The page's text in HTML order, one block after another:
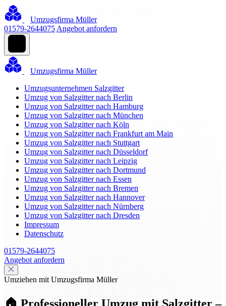
Umzugsfirma Müller
01579-2644075 Angebot anfordern
Umzugsfirma Müller
Umzugsunternehmen Salzgitter
Umzug von Salzgitter nach Berlin
Umzug von Salzgitter nach Hamburg
Umzug von Salzgitter nach München
Umzug von Salzgitter nach Köln
Umzug von Salzgitter nach Frankfurt am Main
Umzug von Salzgitter nach Stuttgart
Umzug von Salzgitter nach Düsseldorf
Umzug von Salzgitter nach Leipzig
Umzug von Salzgitter nach Dortmund
Umzug von Salzgitter nach Essen
Umzug von Salzgitter nach Bremen
Umzug von Salzgitter nach Hannover
Umzug von Salzgitter nach Nürnberg
Umzug von Salzgitter nach Dresden
Impressum
Datenschutz
01579-2644075
Angebot anfordern
Umziehen mit Umzugsfirma Müller